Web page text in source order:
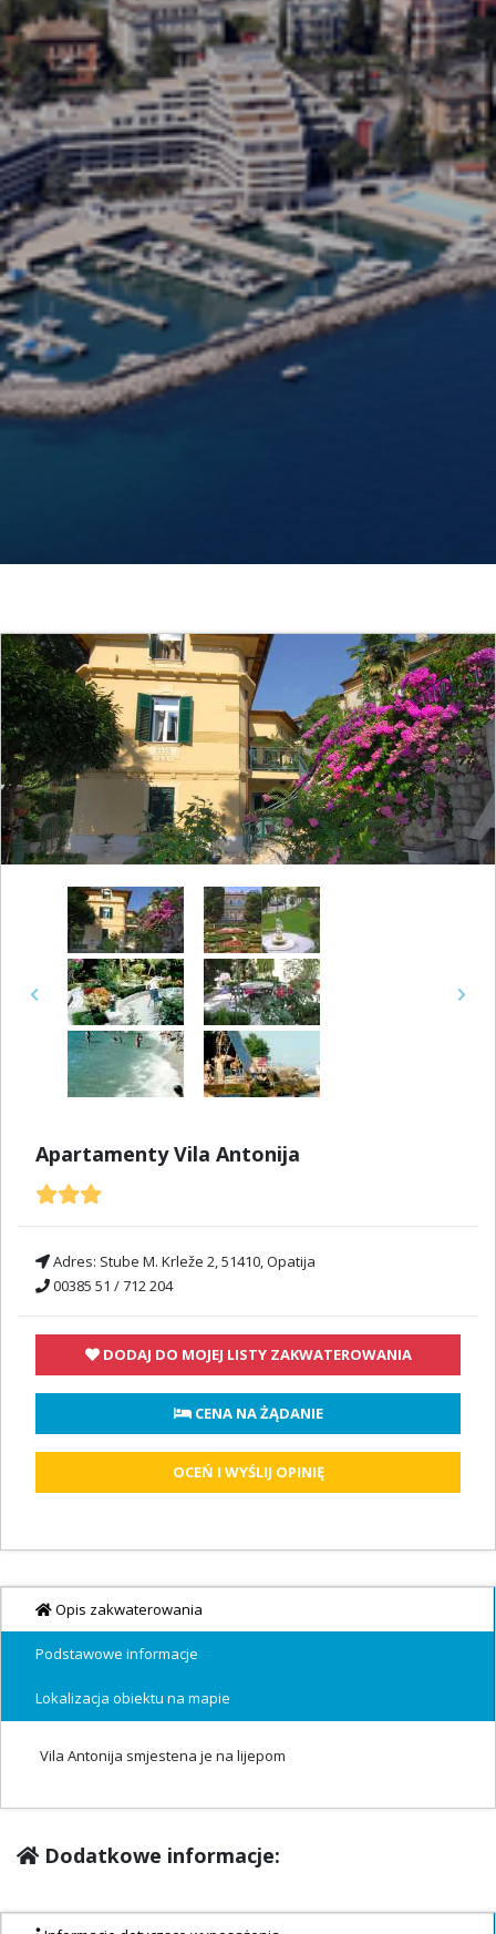
Previous Next
Apartamenty Vila Antonija
Adres: Stube M. Krleže 2, 51410, Opatija
00385 51 / 712 204
DODAJ DO MOJEJ LISTY ZAKWATEROWANIA
CENA NA ŻĄDANIE
OCEŃ I WYŚLIJ OPINIĘ
Opis zakwaterowania
Podstawowe informacje
Lokalizacja obiektu na mapie
Vila Antonija smjestena je na lijepom
Dodatkowe informacje: